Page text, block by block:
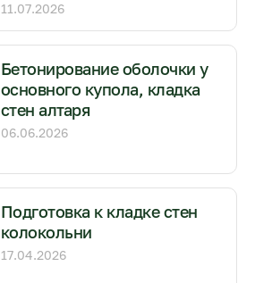
11.07.2026
Бетонирование оболочки у
основного купола, кладка
стен алтаря
06.06.2026
Подготовка к кладке стен
колокольни
17.04.2026